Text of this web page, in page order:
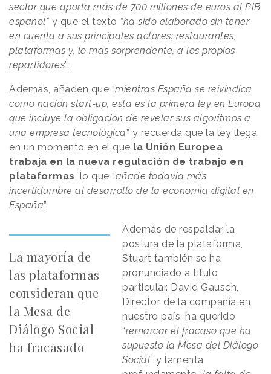
sector que aporta más de 700 millones de euros al PIB
español" y que el texto “ha sido elaborado sin tener
en cuenta a sus principales actores: restaurantes,
plataformas y, lo más sorprendente, a los propios
repartidores”.
Además, añaden que “mientras España se reivindica
como nación start-up, esta es la primera ley en Europa
que incluye la obligación de revelar sus algoritmos a
una empresa tecnológica” y recuerda que la ley llega
en un momento en el que la Unión Europea
trabaja en la nueva regulación de trabajo en
plataformas, lo que “añade todavía más
incertidumbre al desarrollo de la economía digital en
España”.
La mayoría de
las plataformas
consideran que
la Mesa de
Diálogo Social
ha fracasado
Además de respaldar la
postura de la plataforma,
Stuart también se ha
pronunciado a título
particular. David Gausch,
Director de la compañía en
nuestro país, ha querido
“remarcar el fracaso que ha
supuesto la Mesa del Diálogo
Social” y lamenta